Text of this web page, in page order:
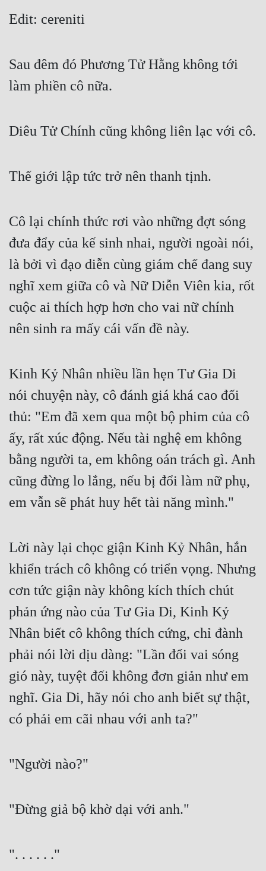
Truyện ngắn
Cung Đấu
Cổ Tiên Hiệp
Du Hí
Dị Giới
Dị Năng
Gia Đấu
Góc Nhìn Nam
Huyền Nghi
Huyền Ảo
Hài Hước
Hệ Thống
Học Đường
Khoa Huyễn
Khoa Huyễn Không Gian
Kỳ Ảo
Linh Dị
Làm Giàu
Lịch Sử
Mưu Mô
Mạt Thế
Ngôn Tình
Nữ Cường
Edit: cereniti
Sau đêm đó Phương Tử Hằng không tới
làm phiền cô nữa.
Diêu Tử Chính cũng không liên lạc với cô.
Thế giới lập tức trở nên thanh tịnh.
Cô lại chính thức rơi vào những đợt sóng
đưa đẩy của kế sinh nhai, người ngoài nói,
là bởi vì đạo diễn cùng giám chế đang suy
nghĩ xem giữa cô và Nữ Diễn Viên kia, rốt
cuộc ai thích hợp hơn cho vai nữ chính
nên sinh ra mấy cái vấn đề này.
Kinh Kỷ Nhân nhiều lần hẹn Tư Gia Di
nói chuyện này, cô đánh giá khá cao đối
thủ: "Em đã xem qua một bộ phim của cô
ấy, rất xúc động. Nếu tài nghệ em không
bằng người ta, em không oán trách gì. Anh
cũng đừng lo lắng, nếu bị đổi làm nữ phụ,
em vẫn sẽ phát huy hết tài năng mình."
Lời này lại chọc giận Kinh Kỷ Nhân, hắn
khiển trách cô không có triển vọng. Nhưng
cơn tức giận này không kích thích chút
phản ứng nào của Tư Gia Di, Kinh Kỷ
Nhân biết cô không thích cứng, chỉ đành
phải nói lời dịu dàng: "Lần đổi vai sóng
gió này, tuyệt đối không đơn giản như em
nghĩ. Gia Di, hãy nói cho anh biết sự thật,
có phải em cãi nhau với anh ta?"
"Người nào?"
"Đừng giả bộ khờ dại với anh."
". . . . . ."